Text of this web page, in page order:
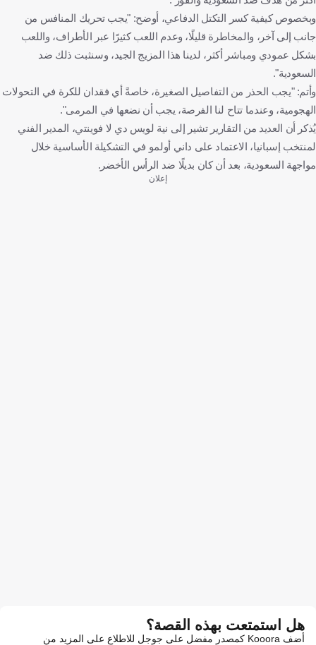
وبخصوص كيفية كسر التكتل الدفاعي، أوضح: "يجب تحريك المنافس من
جانب إلى آخر، والمخاطرة قليلًا، وعدم اللعب كثيرًا عبر الأطراف، واللعب
بشكل عمودي ومباشر أكثر، لدينا هذا المزيج الجيد، وسنثبت ذلك ضد
السعودية".
وأتم: "يجب الحذر من التفاصيل الصغيرة، خاصةً أي فقدان للكرة في التحولات
الهجومية، وعندما تتاح لنا الفرصة، يجب أن نضعها في المرمى".
يُذكر أن العديد من التقارير تشير إلى نية لويس دي لا فوينتي، المدير الفني
لمنتخب إسبانيا، الاعتماد على داني أولمو في التشكيلة الأساسية خلال
مواجهة السعودية، بعد أن كان بديلًا ضد الرأس الأخضر.
إعلان
هل استمتعت بهذه القصة؟
أضف Kooora كمصدر مفضل على جوجل للاطلاع على المزيد من